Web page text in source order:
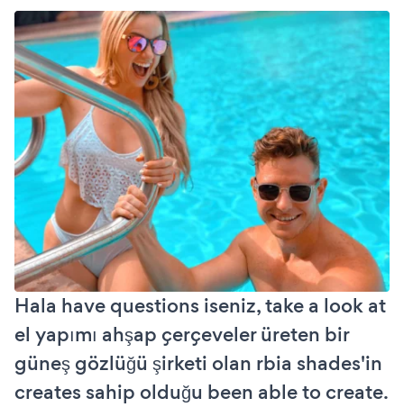
Hala have questions iseniz, take a look at
el yapımı ahşap çerçeveler üreten bir
güneş gözlüğü şirketi olan rbia shades'in
creates sahip olduğu been able to create.